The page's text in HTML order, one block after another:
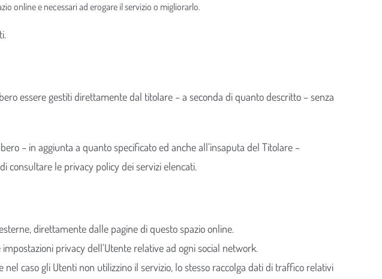
online e necessari ad erogare il servizio o migliorarlo.
essere gestiti direttamente dal titolare – a seconda di quanto descritto – senza
– in aggiunta a quanto specificato ed anche all’insaputa del Titolare –
consultare le privacy policy dei servizi elencati.
direttamente dalle pagine di questo spazio online.
privacy dell’Utente relative ad ogni social network.
caso gli Utenti non utilizzino il servizio, lo stesso raccolga dati di traffico relativi